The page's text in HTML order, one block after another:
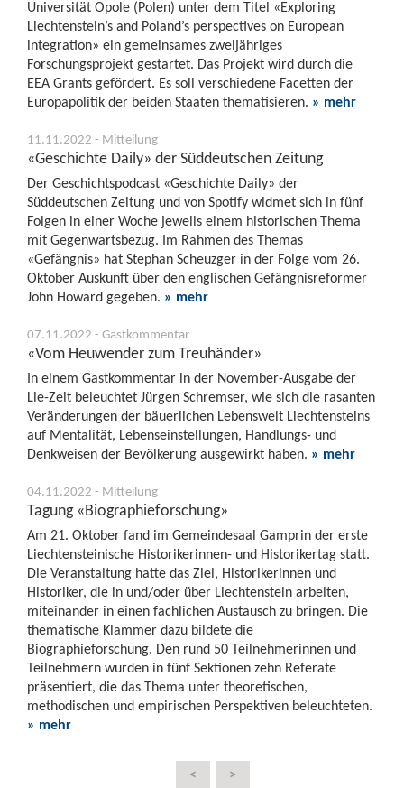
Universität Opole (Polen) unter dem Titel «Exploring
Liechtenstein’s and Poland’s perspectives on European
integration» ein gemeinsames zweijähriges
Forschungsprojekt gestartet. Das Projekt wird durch die
EEA Grants gefördert. Es soll verschiedene Facetten der
Europapolitik der beiden Staaten thematisieren. » mehr
11.11.2022 - Mitteilung
«Geschichte Daily» der Süddeutschen Zeitung
Der Geschichtspodcast «Geschichte Daily» der
Süddeutschen Zeitung und von Spotify widmet sich in fünf
Folgen in einer Woche jeweils einem historischen Thema
mit Gegenwartsbezug. Im Rahmen des Themas
«Gefängnis» hat Stephan Scheuzger in der Folge vom 26.
Oktober Auskunft über den englischen Gefängnisreformer
John Howard gegeben. » mehr
07.11.2022 - Gastkommentar
«Vom Heuwender zum Treuhänder»
In einem Gastkommentar in der November-Ausgabe der
Lie-Zeit beleuchtet Jürgen Schremser, wie sich die rasanten
Veränderungen der bäuerlichen Lebenswelt Liechtensteins
auf Mentalität, Lebenseinstellungen, Handlungs- und
Denkweisen der Bevölkerung ausgewirkt haben. » mehr
04.11.2022 - Mitteilung
Tagung «Biographieforschung»
Am 21. Oktober fand im Gemeindesaal Gamprin der erste
Liechtensteinische Historikerinnen- und Historikertag statt.
Die Veranstaltung hatte das Ziel, Historikerinnen und
Historiker, die in und/oder über Liechtenstein arbeiten,
miteinander in einen fachlichen Austausch zu bringen. Die
thematische Klammer dazu bildete die
Biographieforschung. Den rund 50 Teilnehmerinnen und
Teilnehmern wurden in fünf Sektionen zehn Referate
präsentiert, die das Thema unter theoretischen,
methodischen und empirischen Perspektiven beleuchteten.
» mehr
< >